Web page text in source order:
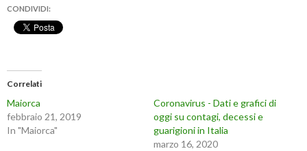
CONDIVIDI:
Correlati
Maiorca
febbraio 21, 2019
In "Maiorca"
Coronavirus - Dati e grafici di
oggi su contagi, decessi e
guarigioni in Italia
marzo 16, 2020